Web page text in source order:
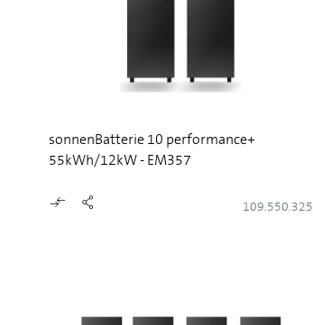
sonnenBatterie 10 performance+
55kWh/12kW - EM357
109.550.325